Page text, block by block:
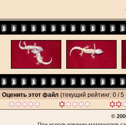
Оценить этот файл (текущий рейтинг: 0 / 5
©